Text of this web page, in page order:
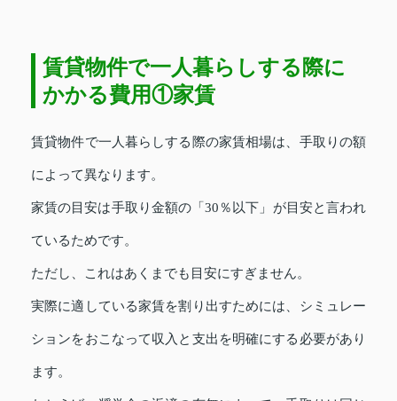
賃貸物件で一人暮らしする際に
かかる費用①家賃
賃貸物件で一人暮らしする際の家賃相場は、手取りの額
によって異なります。
家賃の目安は手取り金額の「30％以下」が目安と言われ
ているためです。
ただし、これはあくまでも目安にすぎません。
実際に適している家賃を割り出すためには、シミュレー
ションをおこなって収入と支出を明確にする必要があり
ます。